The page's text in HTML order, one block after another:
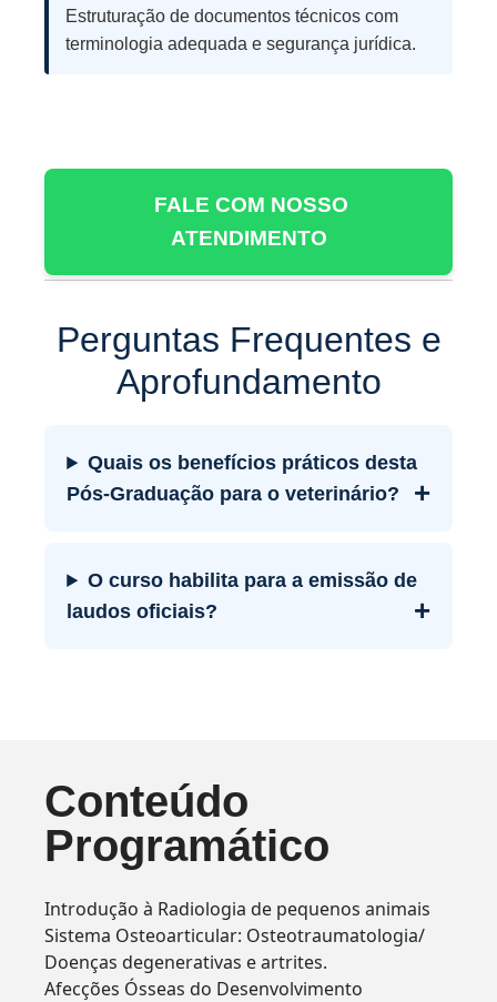
Estruturação de documentos técnicos com
terminologia adequada e segurança jurídica.
FALE COM NOSSO
ATENDIMENTO
Perguntas Frequentes e
Aprofundamento
Quais os benefícios práticos desta
Pós-Graduação para o veterinário?
+
O curso habilita para a emissão de
laudos oficiais?
+
Conteúdo
Programático
Introdução à Radiologia de pequenos animais
Sistema Osteoarticular: Osteotraumatologia/
Doenças degenerativas e artrites.
Afecções Ósseas do Desenvolvimento